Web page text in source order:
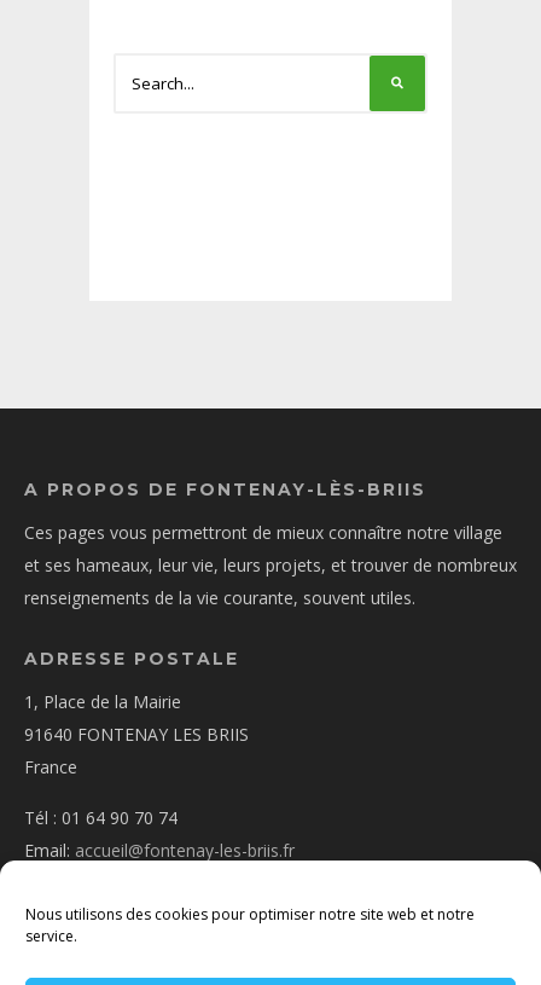
Nous utilisons des cookies pour optimiser notre site web et notre
service.
A PROPOS DE FONTENAY-LÈS-BRIIS
Ces pages vous permettront de mieux connaître notre village
et ses hameaux, leur vie, leurs projets, et trouver de nombreux
renseignements de la vie courante, souvent utiles.
ADRESSE POSTALE
1, Place de la Mairie
91640 FONTENAY LES BRIIS
France
Tél : 01 64 90 70 74
Email: accueil@fontenay-les-briis.fr